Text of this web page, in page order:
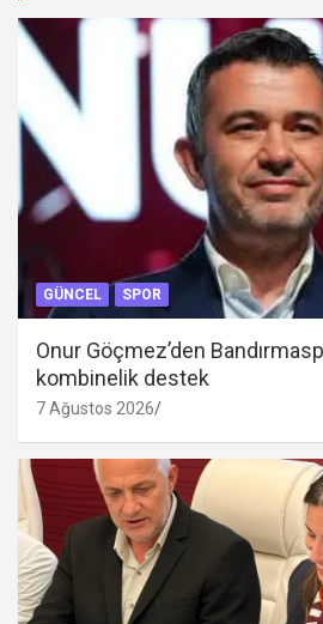
GÜNCEL SPOR
Onur Göçmez’den
kombinelik destek
7 Ağustos 2026